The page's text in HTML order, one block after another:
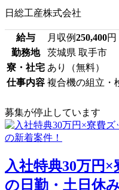
日総工産株式会社
給与 月収例250,400円
勤務地
茨城県 取手市
寮・社宅 あり（無料）
仕事内容 複合機の組立・
募集が停止しています
入社特典30万円
の日勤・土日休